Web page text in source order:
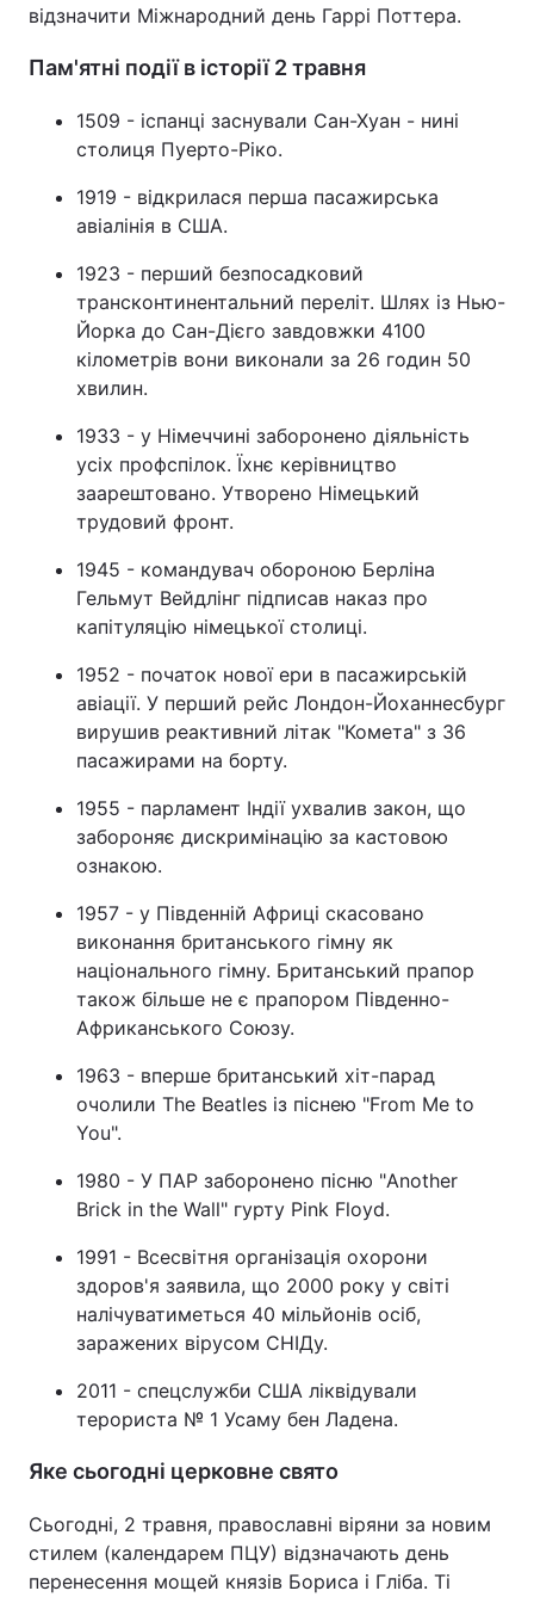
відзначити Міжнародний день Гаррі Поттера.
Пам'ятні події в історії 2 травня
1509 - іспанці заснували Сан-Хуан - нині
столиця Пуерто-Ріко.
1919 - відкрилася перша пасажирська
авіалінія в США.
1923 - перший безпосадковий
трансконтинентальний переліт. Шлях із Нью-
Йорка до Сан-Дієго завдовжки 4100
кілометрів вони виконали за 26 годин 50
хвилин.
1933 - у Німеччині заборонено діяльність
усіх профспілок. Їхнє керівництво
заарештовано. Утворено Німецький
трудовий фронт.
1945 - командувач обороною Берліна
Гельмут Вейдлінг підписав наказ про
капітуляцію німецької столиці.
1952 - початок нової ери в пасажирській
авіації. У перший рейс Лондон-Йоханнесбург
вирушив реактивний літак "Комета" з 36
пасажирами на борту.
1955 - парламент Індії ухвалив закон, що
забороняє дискримінацію за кастовою
ознакою.
1957 - у Південній Африці скасовано
виконання британського гімну як
національного гімну. Британський прапор
також більше не є прапором Південно-
Африканського Союзу.
1963 - вперше британський хіт-парад
очолили The Beatles із піснею "From Me to
You".
1980 - У ПАР заборонено пісню "Another
Brick in the Wall" гурту Pink Floyd.
1991 - Всесвітня організація охорони
здоров'я заявила, що 2000 року у світі
налічуватиметься 40 мільйонів осіб,
заражених вірусом СНІДу.
2011 - спецслужби США ліквідували
терориста № 1 Усаму бен Ладена.
Яке сьогодні церковне свято
Сьогодні, 2 травня, православні віряни за новим
стилем (календарем ПЦУ) відзначають день
перенесення мощей князів Бориса і Гліба. Ті